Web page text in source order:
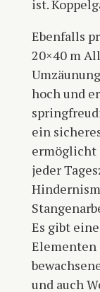
ist.
Ebenfalls
20×40 m
hoch und
ein
ermöglicht
jeder
Es gibt
Elementen
und auch